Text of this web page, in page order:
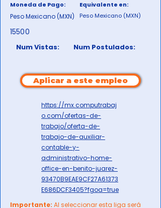
Moneda de Pago:
Equivalente en:
Peso Mexicano (MXN) Peso Mexicano (MXN)
15500
Num Vistas: Num Postulados:
Aplicar a este empleo
https://mx.computrabaj
o.com/ofertas-de-
trabajo/oferta-de-
trabajo-de-auxiliar-
contable-y-
administrativo-home-
office-en-benito-juarez-
93470B9EAE9CF27A61373
E686DCF3405?fgoa=true
Importante: Al seleccionar esta liga será